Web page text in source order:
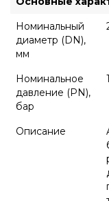
Номинальный
диаметр (DN),
мм
Номинальное
давление (PN),
бар
Описание